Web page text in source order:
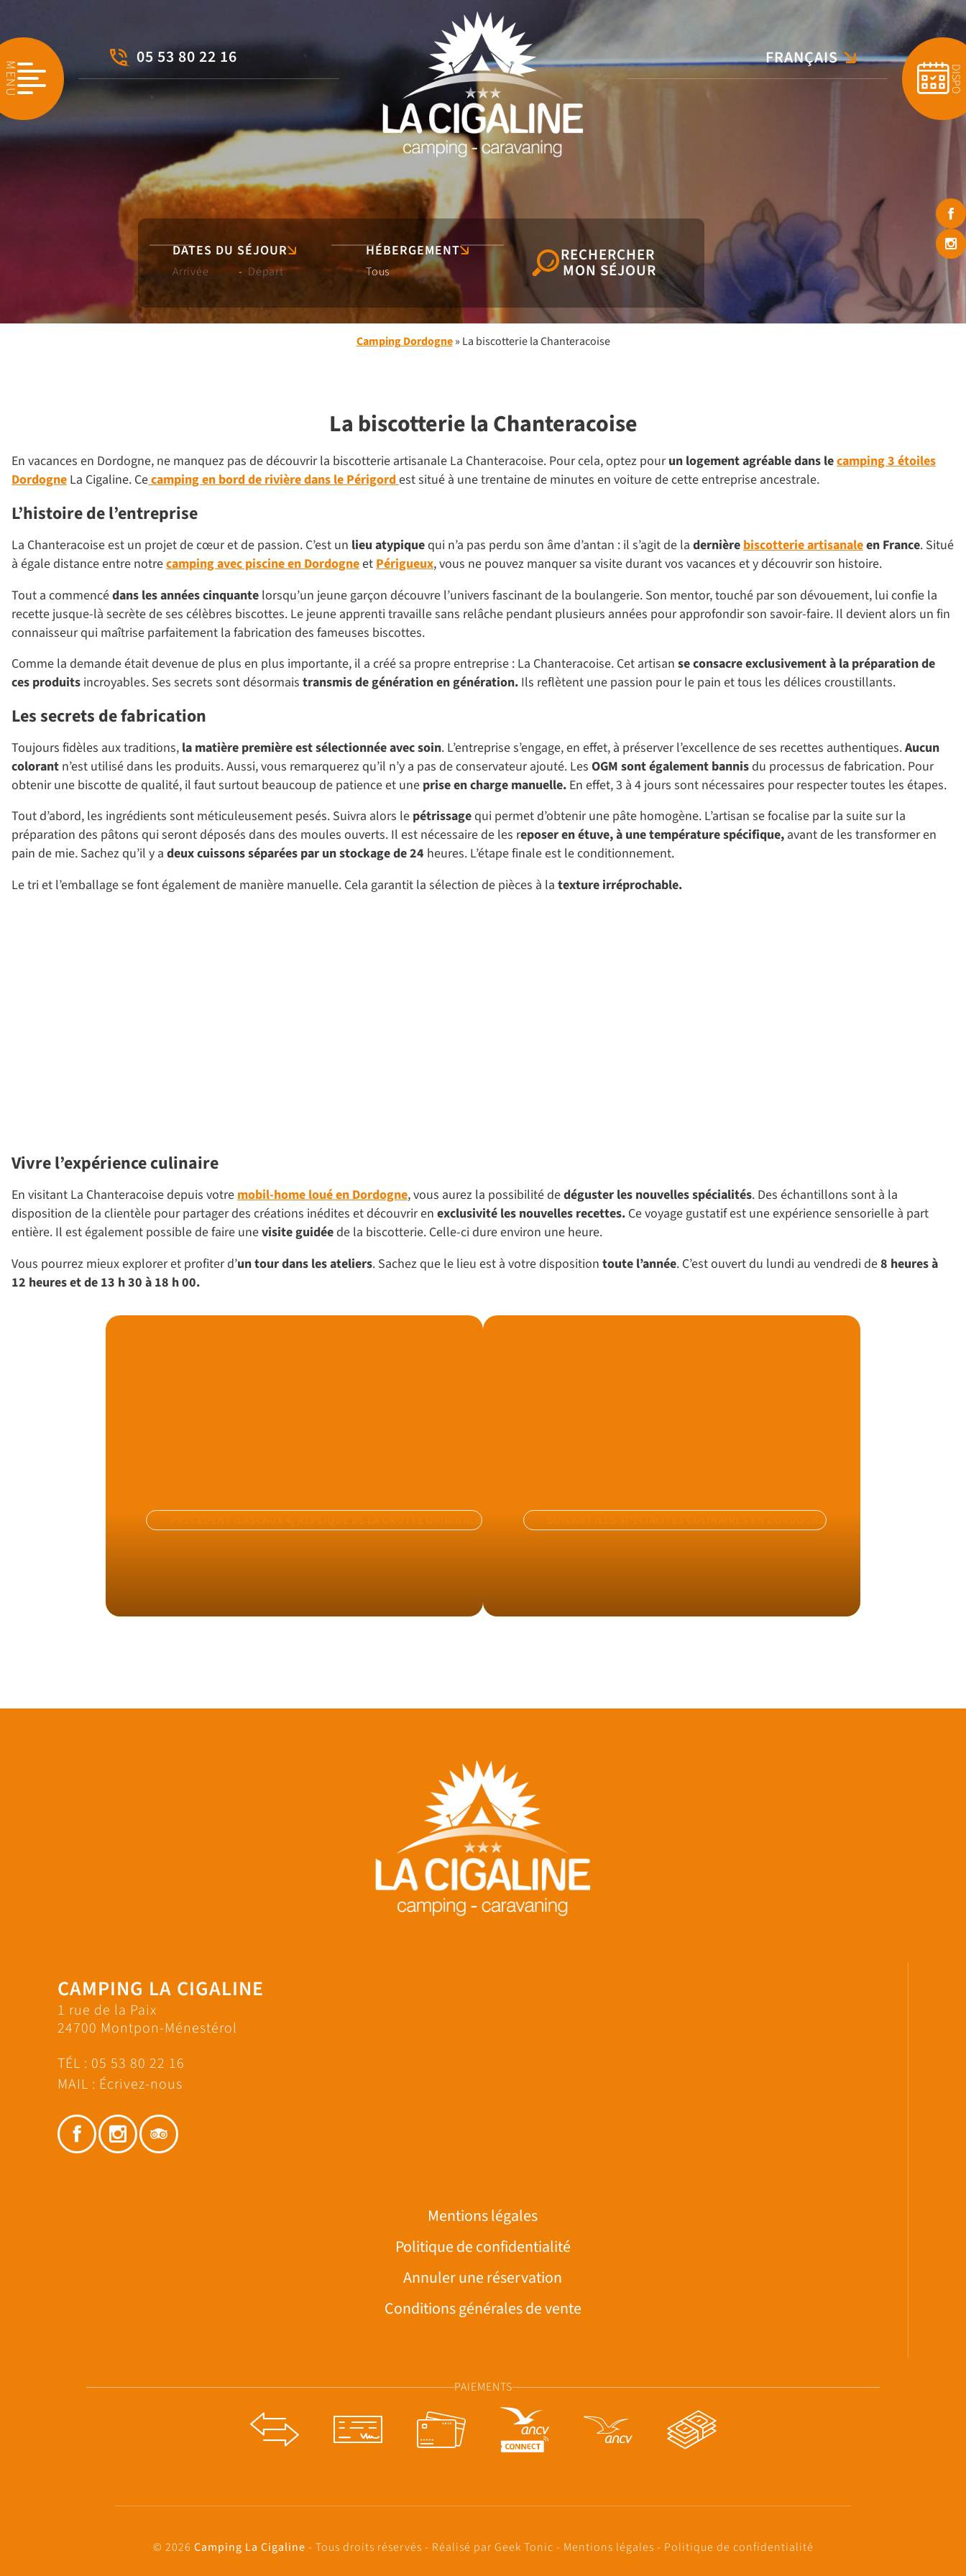
MENU
05 53 80 22 16 FRANÇAIS
ENGLISH DISPO
DATES DU SÉJOUR
-
HÉBERGEMENT RECHERCHER
MON SÉJOUR
Camping Dordogne» La biscotterie la Chanteracoise
La biscotterie la Chanteracoise
En vacances en Dordogne, ne manquez pas de découvrir la biscotterie artisanale La Chanteracoise. Pour cela, optez pourun logement agréable dans lecamping 3 étoiles
Dordogne La Cigaline. Cecamping en bord de rivière dans le Périgordest situé à une trentaine de minutes en voiture de cette entreprise ancestrale.
L’histoire de l’entreprise
La Chanteracoise est un projet de cœur et de passion. C’est un lieu atypiquequi n’a pas perdu son âme d’antan : il s’agit de la dernière biscotterie artisanaleen France. Situé
à égale distance entre notrecamping avec piscine en Dordogneet Périgueux, vous ne pouvez manquer sa visite durant vos vacances et y découvrir son histoire.
Tout a commencédans les années cinquante lorsqu’un jeune garçon découvre l’univers fascinant de la boulangerie. Son mentor, touché par son dévouement, lui confie la
recette jusque-là secrète de ses célèbres biscottes. Le jeune apprenti travaille sans relâche pendant plusieurs années pour approfondir son savoir-faire. Il devient alors un fin
connaisseur qui maîtrise parfaitement la fabrication des fameuses biscottes.
Comme la demande était devenue de plus en plus importante, il a créé sa propre entreprise : La Chanteracoise. Cet artisan se consacre exclusivement à la préparation de
ces produits incroyables. Ses secrets sont désormais transmis de génération en génération. Ils reflètent une passion pour le pain et tous les délices croustillants.
Les secrets de fabrication
Toujours fidèles aux traditions, la matière première est sélectionnée avec soin. L’entreprise s’engage, en effet, à préserver l’excellence de ses recettes authentiques.Aucun
colorant n’est utilisé dans les produits. Aussi, vous remarquerez qu’il n’y a pas de conservateur ajouté. Les OGM sont également bannisdu processus de fabrication. Pour
obtenir une biscotte de qualité, il faut surtout beaucoup de patience et une prise en charge manuelle. En effet, 3 à 4 jours sont nécessaires pour respecter toutes les étapes.
Tout d’abord, les ingrédients sont méticuleusement pesés. Suivra alors le pétrissagequi permet d’obtenir une pâte homogène. L’artisan se focalise par la suite sur la
préparation des pâtons qui seront déposés dans des moules ouverts. Il est nécessaire de les reposer en étuve, à une température spécifique, avant de les transformer en
pain de mie. Sachez qu’il y a deux cuissons séparées par un stockage de 24 heures. L’étape finale est le conditionnement.
Le tri et l’emballage se font également de manière manuelle. Cela garantit la sélection de pièces à la texture irréprochable.
Vivre l’expérience culinaire
En visitant La Chanteracoise depuis votre mobil-home loué en Dordogne, vous aurez la possibilité dedéguster les nouvelles spécialités. Des échantillons sont à la
disposition de la clientèle pour partager des créations inédites et découvrir en exclusivité les nouvelles recettes. Ce voyage gustatif est une expérience sensorielle à part
entière. Il est également possible de faire unevisite guidéede la biscotterie. Celle-ci dure environ une heure.
Vous pourrez mieux explorer et profiter d’un tour dans les ateliers. Sachez que le lieu est à votre disposition toute l’année. C’est ouvert du lundi au vendredi de8 heures à
12 heures et de 13 h 30 à 18 h 00.
LASCAUX 4, RÉPLIQUE DE LA GROTTE ORIGINALE LES SPÉCIALITÉS CULINAIRES EN DORDOGNE
CAMPING LA CIGALINE
1 rue de la Paix
24700 Montpon-Ménestérol
TÉL : 05 53 80 22 16
MAIL : Écrivez-nous
Mentions légales
Politique de confidentialité
Annuler une réservation
Conditions générales de vente
PAIEMENTS
© 2026 Camping La Cigaline - Tous droits réservés - Réalisé par Geek Tonic - Mentions légales - Politique de confidentialité